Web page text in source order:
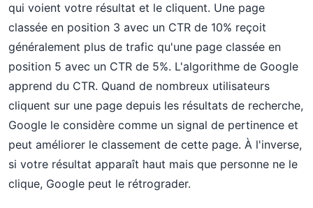
qui voient votre résultat et le cliquent. Une page
classée en position 3 avec un CTR de 10% reçoit
généralement plus de trafic qu'une page classée en
position 5 avec un CTR de 5%. L'algorithme de Google
apprend du CTR. Quand de nombreux utilisateurs
cliquent sur une page depuis les résultats de recherche,
Google le considère comme un signal de pertinence et
peut améliorer le classement de cette page. À l'inverse,
si votre résultat apparaît haut mais que personne ne le
clique, Google peut le rétrograder.